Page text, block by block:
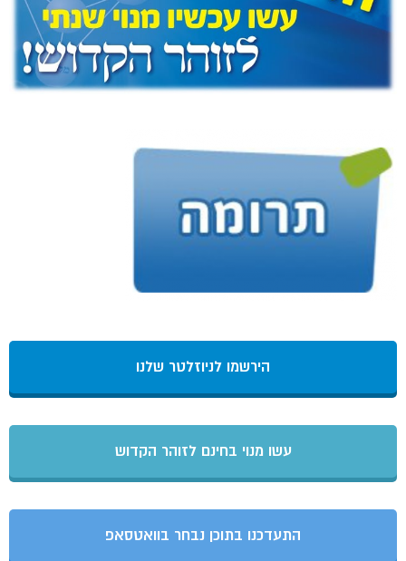
הירשמו לניוזלטר שלנו
עשו מנוי בחינם לזוהר הקדוש
התעדכנו בתוכן נבחר בוואטסאפ